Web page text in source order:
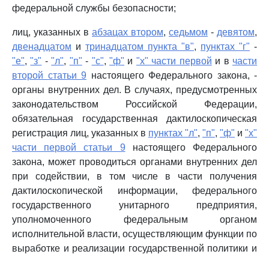
федеральной службы безопасности;
лиц, указанных в абзацах втором, седьмом - девятом,
двенадцатом и тринадцатом пункта "в", пунктах "г" -
"е","з" -"л", "п" - "с","ф" и "х" части первой и в части
второй статьи 9 настоящего Федерального закона, -
органы внутренних дел. В случаях, предусмотренных
законодательством Российской Федерации,
обязательная государственная дактилоскопическая
регистрация лиц, указанных в пунктах "л", "п", "ф" и "х"
части первой статьи 9 настоящего Федерального
закона, может проводиться органами внутренних дел
при содействии, в том числе в части получения
дактилоскопической информации, федерального
государственного унитарного предприятия,
уполномоченного федеральным органом
исполнительной власти, осуществляющим функции по
выработке и реализации государственной политики и